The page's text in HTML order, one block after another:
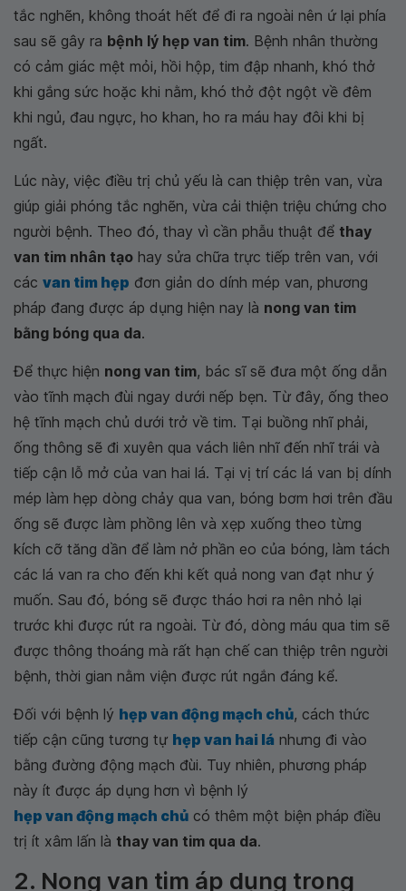
tắc nghẽn, không thoát hết để đi ra ngoài nên ứ lại phía
sau sẽ gây ra bệnh lý hẹp van tim. Bệnh nhân thường
có cảm giác mệt mỏi, hồi hộp, tim đập nhanh, khó thở
khi gắng sức hoặc khi nằm, khó thở đột ngột về đêm
khi ngủ, đau ngực, ho khan, ho ra máu hay đôi khi bị
ngất.
Lúc này, việc điều trị chủ yếu là can thiệp trên van, vừa
giúp giải phóng tắc nghẽn, vừa cải thiện triệu chứng cho
người bệnh. Theo đó, thay vì cần phẫu thuật để thay
van tim nhân tạo hay sửa chữa trực tiếp trên van, với
các van tim hẹp đơn giản do dính mép van, phương
pháp đang được áp dụng hiện nay là nong van tim
bằng bóng qua da.
Để thực hiện nong van tim, bác sĩ sẽ đưa một ống dẫn
vào tĩnh mạch đùi ngay dưới nếp bẹn. Từ đây, ống theo
hệ tĩnh mạch chủ dưới trở về tim. Tại buồng nhĩ phải,
ống thông sẽ đi xuyên qua vách liên nhĩ đến nhĩ trái và
tiếp cận lỗ mở của van hai lá. Tại vị trí các lá van bị dính
mép làm hẹp dòng chảy qua van, bóng bơm hơi trên đầu
ống sẽ được làm phồng lên và xẹp xuống theo từng
kích cỡ tăng dần để làm nở phần eo của bóng, làm tách
các lá van ra cho đến khi kết quả nong van đạt như ý
muốn. Sau đó, bóng sẽ được tháo hơi ra nên nhỏ lại
trước khi được rút ra ngoài. Từ đó, dòng máu qua tim sẽ
được thông thoáng mà rất hạn chế can thiệp trên người
bệnh, thời gian nằm viện được rút ngắn đáng kể.
Đối với bệnh lý hẹp van động mạch chủ, cách thức
tiếp cận cũng tương tự hẹp van hai lá nhưng đi vào
bằng đường động mạch đùi. Tuy nhiên, phương pháp
này ít được áp dụng hơn vì bệnh lý
hẹp van động mạch chủ có thêm một biện pháp điều
trị ít xâm lấn là thay van tim qua da.
2. Nong van tim áp dụng trong